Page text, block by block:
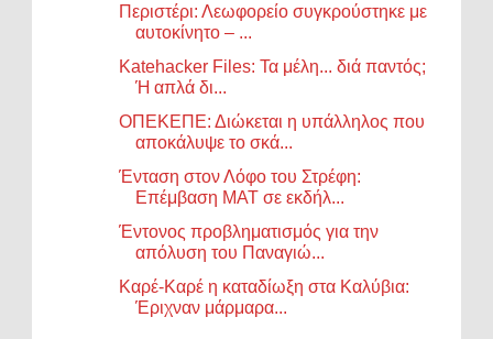
Περιστέρι: Λεωφορείο συγκρούστηκε με
αυτοκίνητο – ...
Katehacker Files: Τα μέλη... διά παντός;
Ή απλά δι...
ΟΠΕΚΕΠΕ: Διώκεται η υπάλληλος που
αποκάλυψε το σκά...
Ένταση στον Λόφο του Στρέφη:
Επέμβαση ΜΑΤ σε εκδήλ...
Έντονος προβληματισμός για την
απόλυση του Παναγιώ...
Καρέ-Καρέ η καταδίωξη στα Καλύβια:
Έριχναν μάρμαρα...